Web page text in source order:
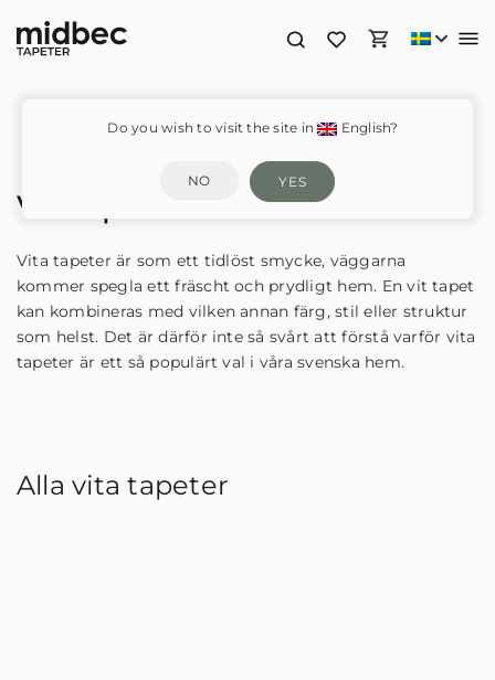
Vit tapet
Vita tapeter är som ett tidlöst smycke, väggarna
kommer spegla ett fräscht och prydligt hem. En vit tapet
kan kombineras med vilken annan färg, stil eller struktur
som helst. Det är därför inte så svårt att förstå varför vita
tapeter är ett så populärt val i våra svenska hem.
Alla vita tapeter
Do you wish to visit the site in English?
NO YES